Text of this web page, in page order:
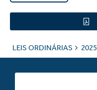
LEIS ORDINÁRIAS 2025